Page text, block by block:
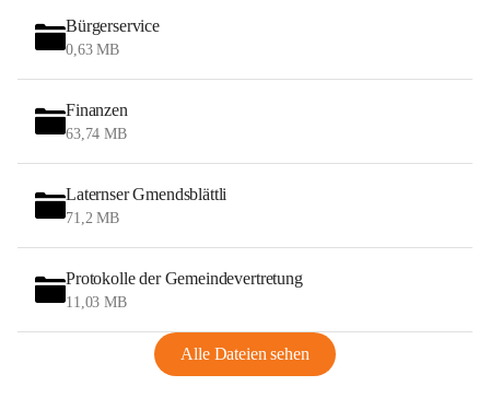
Bürgerservice
0,63 MB
Finanzen
63,74 MB
Laternser Gmendsblättli
71,2 MB
Protokolle der Gemeindevertretung
11,03 MB
Alle Dateien sehen